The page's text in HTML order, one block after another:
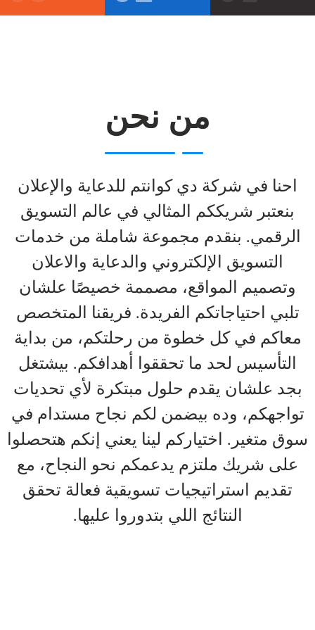
من نحن
احنا في شركة دي كوانتم للدعاية والإعلان
بنعتبر شريككم المثالي في عالم التسويق
الرقمي. بنقدم مجموعة شاملة من خدمات
التسويق الإلكتروني والدعاية والاعلان
وتصميم المواقع، مصممة خصيصًا علشان
تلبي احتياجاتكم الفريدة. فريقنا المتخصص
معاكم في كل خطوة من رحلتكم، من بداية
التأسيس لحد ما تحققوا أهدافكم. بيشتغل
بجد علشان يقدم حلول مبتكرة لأي تحديات
تواجهكم، وده بيضمن لكم نجاح مستدام في
سوق متغير. اختياركم لينا يعني إنكم هتحصلوا
على شريك ملتزم يدعمكم نحو النجاح، مع
تقديم استراتيجيات تسويقية فعالة تحقق
النتائج اللي بتدوروا عليها.